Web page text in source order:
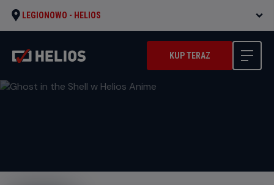
LEGIONOWO - HELIOS
KUP TERAZ